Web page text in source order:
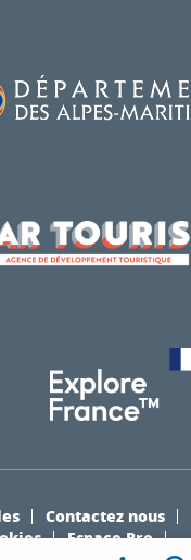
Contactez nous
Espace Pro